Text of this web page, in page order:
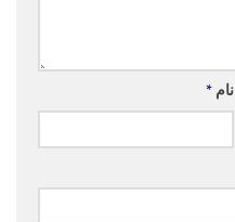
نام *